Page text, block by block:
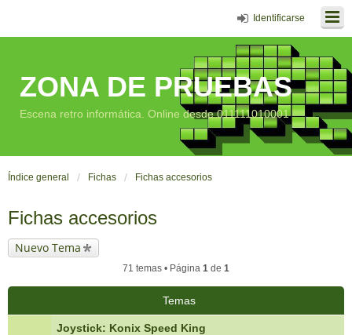
Identificarse
ZONA DE PRUEBAS
Escena retro informática. Online desde 011111010001
Índice general Fichas Fichas accesorios
Fichas accesorios
Nuevo Tema
71 temas • Página 1 de 1
Temas
Joystick: Konix Speed King